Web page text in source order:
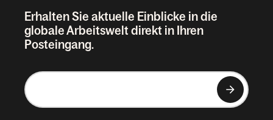
Erhalten Sie aktuelle Einblicke in die
globale Arbeitswelt direkt in Ihren
Posteingang.